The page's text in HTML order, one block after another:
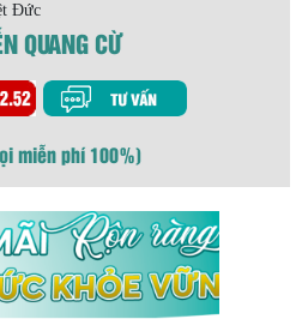
Đức
QUANG CỪ
miễn phí 100%)